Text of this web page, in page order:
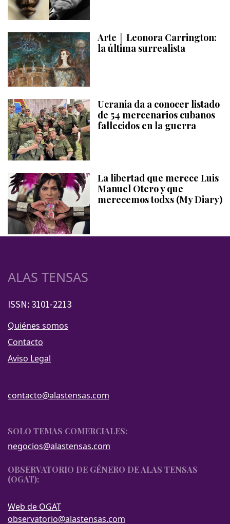
Arte │ Leonora Carrington:
la última surrealista
Ucrania da a conocer listado
de 54 mercenarios cubanos
fallecidos en la guerra
La libertad que merece Luis
Manuel Otero y que
merecemos todxs (My Diary)
ALAS TENSAS
ISSN: 3101-2213
Quiénes somos
Contacto
Aviso Legal
contacto@alastensas.com
SOLO TEMAS COMERCIALES:
negocios@alastensas.com
OBSERVATORIO DE GÉNERO DE ALAS TENSAS
(OGAT):
Web de OGAT
observatorio@alastensas.com